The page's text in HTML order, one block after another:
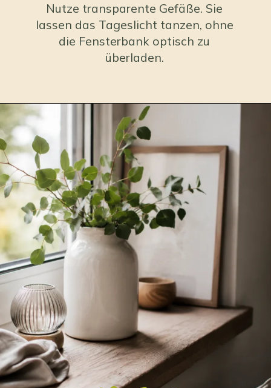
Nutze transparente Gefäße. Sie
lassen das Tageslicht tanzen, ohne
die Fensterbank optisch zu
überladen.